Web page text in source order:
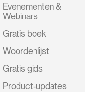
Evenementen &
Webinars
Gratis boek
Woordenlijst
Gratis gids
Product-updates